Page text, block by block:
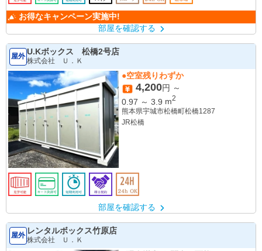
お得なキャンペーン実施中!
部屋を確認する
屋外 U.Kボックス 松橋2号店
株式会社 Ｕ．Ｋ
●空室残りわずか
4,200円 ～
0.97 ～ 3.9 m2
熊本県宇城市松橋町松橋1287
JR松橋
部屋を確認する
屋外 レンタルボックス竹原店
株式会社 Ｕ．Ｋ